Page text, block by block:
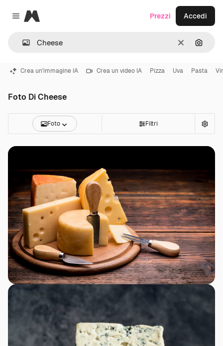
Close menu
Magnific
CancellaCerca
Prezzi Accedi
Crea un'immagine IA Crea un video IA Pizza Uva Pasta
Foto Di Cheese
Foto Filtri